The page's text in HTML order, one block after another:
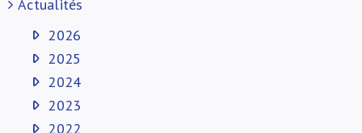
Actualités
2026
2025
2024
2023
2022